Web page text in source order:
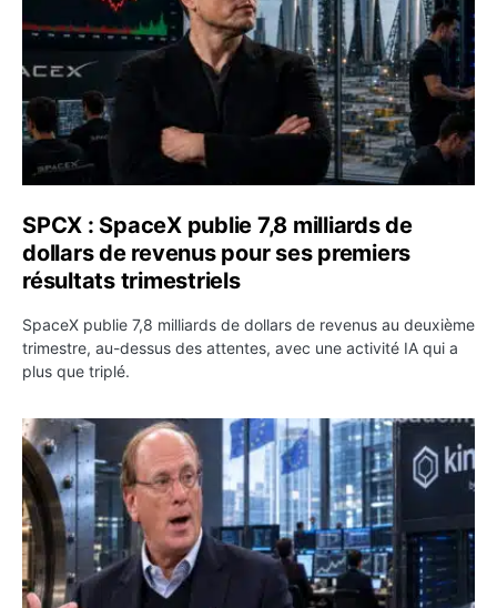
SPCX : SpaceX publie 7,8 milliards de
dollars de revenus pour ses premiers
résultats trimestriels
SpaceX publie 7,8 milliards de dollars de revenus au deuxième
trimestre, au-dessus des attentes, avec une activité IA qui a
plus que triplé.
BlackRock tokenise 311 milliards de dollars de fonds